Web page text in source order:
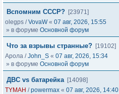
Вспомним СССР? [23971]
olegps /VovaW« 07 авг, 2026, 15:55
» в форуме Основной форум
Что за взрывы странные? [19102]
Арола /John_S « 07 авг, 2026, 15:34
» в форуме Основной форум
ДВС vs батарейка [14098]
TYMAH /powermax « 07 авг, 2026, 14:40